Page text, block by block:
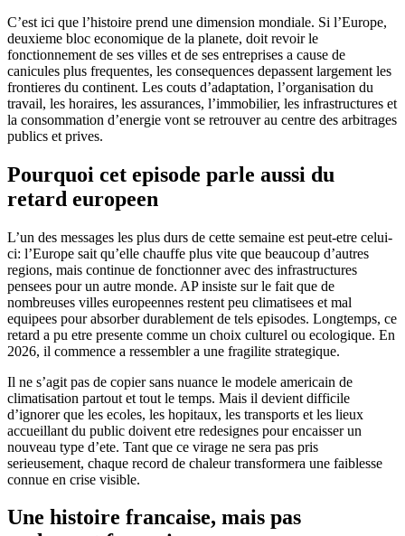
C’est ici que l’histoire prend une dimension mondiale. Si l’Europe,
deuxieme bloc economique de la planete, doit revoir le
fonctionnement de ses villes et de ses entreprises a cause de
canicules plus frequentes, les consequences depassent largement les
frontieres du continent. Les couts d’adaptation, l’organisation du
travail, les horaires, les assurances, l’immobilier, les infrastructures et
la consommation d’energie vont se retrouver au centre des arbitrages
publics et prives.
Pourquoi cet episode parle aussi du
retard europeen
L’un des messages les plus durs de cette semaine est peut-etre celui-
ci: l’Europe sait qu’elle chauffe plus vite que beaucoup d’autres
regions, mais continue de fonctionner avec des infrastructures
pensees pour un autre monde. AP insiste sur le fait que de
nombreuses villes europeennes restent peu climatisees et mal
equipees pour absorber durablement de tels episodes. Longtemps, ce
retard a pu etre presente comme un choix culturel ou ecologique. En
2026, il commence a ressembler a une fragilite strategique.
Il ne s’agit pas de copier sans nuance le modele americain de
climatisation partout et tout le temps. Mais il devient difficile
d’ignorer que les ecoles, les hopitaux, les transports et les lieux
accueillant du public doivent etre redesignes pour encaisser un
nouveau type d’ete. Tant que ce virage ne sera pas pris
serieusement, chaque record de chaleur transformera une faiblesse
connue en crise visible.
Une histoire francaise, mais pas